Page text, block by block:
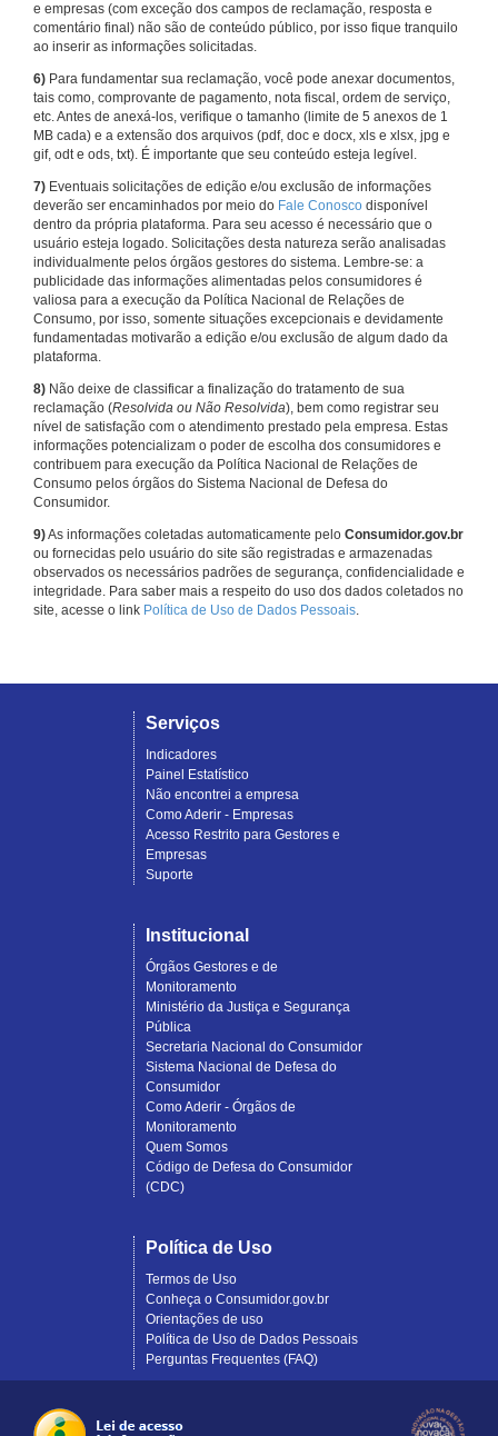
e empresas (com exceção dos campos de reclamação, resposta e
comentário final) não são de conteúdo público, por isso fique tranquilo
ao inserir as informações solicitadas.
6) Para fundamentar sua reclamação, você pode anexar documentos,
tais como, comprovante de pagamento, nota fiscal, ordem de serviço,
etc. Antes de anexá-los, verifique o tamanho (limite de 5 anexos de 1
MB cada) e a extensão dos arquivos (pdf, doc e docx, xls e xlsx, jpg e
gif, odt e ods, txt). É importante que seu conteúdo esteja legível.
7) Eventuais solicitações de edição e/ou exclusão de informações
deverão ser encaminhados por meio do Fale Conosco disponível
dentro da própria plataforma. Para seu acesso é necessário que o
usuário esteja logado. Solicitações desta natureza serão analisadas
individualmente pelos órgãos gestores do sistema. Lembre-se: a
publicidade das informações alimentadas pelos consumidores é
valiosa para a execução da Política Nacional de Relações de
Consumo, por isso, somente situações excepcionais e devidamente
fundamentadas motivarão a edição e/ou exclusão de algum dado da
plataforma.
8) Não deixe de classificar a finalização do tratamento de sua
reclamação (Resolvida ou Não Resolvida), bem como registrar seu
nível de satisfação com o atendimento prestado pela empresa. Estas
informações potencializam o poder de escolha dos consumidores e
contribuem para execução da Política Nacional de Relações de
Consumo pelos órgãos do Sistema Nacional de Defesa do
Consumidor.
9)As informações coletadas automaticamente pelo Consumidor.gov.br
ou fornecidas pelo usuário do site são registradas e armazenadas
observados os necessários padrões de segurança, confidencialidade e
integridade. Para saber mais a respeito do uso dos dados coletados no
site, acesse o link Política de Uso de Dados Pessoais.
Serviços
Indicadores
Painel Estatístico
Não encontrei a empresa
Como Aderir - Empresas
Acesso Restrito para Gestores e
Empresas
Suporte
Institucional
Órgãos Gestores e de
Monitoramento
Ministério da Justiça e Segurança
Pública
Secretaria Nacional do Consumidor
Sistema Nacional de Defesa do
Consumidor
Como Aderir - Órgãos de
Monitoramento
Quem Somos
Código de Defesa do Consumidor
(CDC)
Política de Uso
Termos de Uso
Conheça o Consumidor.gov.br
Orientações de uso
Política de Uso de Dados Pessoais
Perguntas Frequentes (FAQ)